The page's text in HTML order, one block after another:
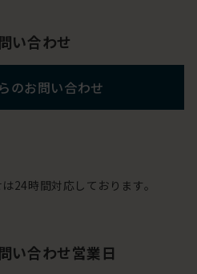
い合わせ
のお問い合わせ
24時間対応しております。
い合わせ営業日